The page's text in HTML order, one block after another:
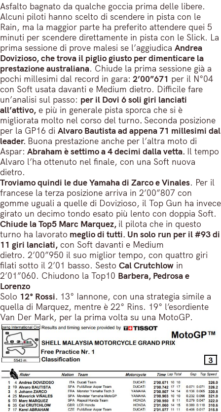
Asfalto bagnato da qualche goccia prima delle libere.
Alcuni piloti hanno scelto di scendere in pista con le
Rain, ma la maggior parte ha preferito attendere quei 5
minuti per scendere direttamente in pista con le Slick. La
prima sessione di prove malesi se l’aggiudica Andrea
Dovizioso, che trova il piglio giusto per dimenticare la
prestazione australiana. Chiude la prima sessione già a
pochi millesimi dal record in gara: 2’00”671 per il N°04
con Soft usata davanti e Medium dietro. Difficile fare
un’analisi sul passo: per il Dovi 6 soli giri lanciati
all’attivo, e più in generale pista sporca che si è
migliorata molto nel corso del turno. Seconda posizione
per la GP16 di Alvaro Bautista ad appena 71 millesimi dal
leader. Buona prestazione anche per l’altra moto di
Aspar: Abraham è settimo a 4 decimi dalla vetta. Il tempo
Alvaro l’ha ottenuto nel finale, con una Soft nuova
dietro.
Troviamo quindi le due Yamaha di Zarco e Vinales. Per il
francese la terza posizione arriva in 2’00”807 con
gomme uguali a quelle di Dovizioso, il Top Gun ha invece
girato un decimo tondo esato più lento con doppia Soft.
Chiude la Top5 Marc Marquez, il pilota che in questo
turno ha lavorato meglio di tutti. Un solo run per il #93 di
11 giri lanciati, con Soft davanti e Medium
dietro. 2’00”950 il suo miglior tempo, con quattro giri
filati sotto il 2’01 basso. Sesto Cal Crutchlow in
2’01”060. Chiudono la Top10 Barbera, Pedrosa e
Lorenzo
Solo 12° Rossi. 13° Iannone, con una strategia simile a
quella di Marquez, mentre è 22° Rins. 19° l’esordiente
Van Der Mark, per la prima volta su una MotoGP.